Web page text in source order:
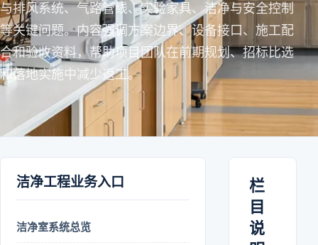
与排风系统、气路管线、实验家具、洁净与安全控制
等关键问题。内容强调方案边界、设备接口、施工配
合和验收资料，帮助项目团队在前期规划、招标比选
和落地实施中减少返工。
洁净工程业务入口
洁净室系统总览
栏
目
说